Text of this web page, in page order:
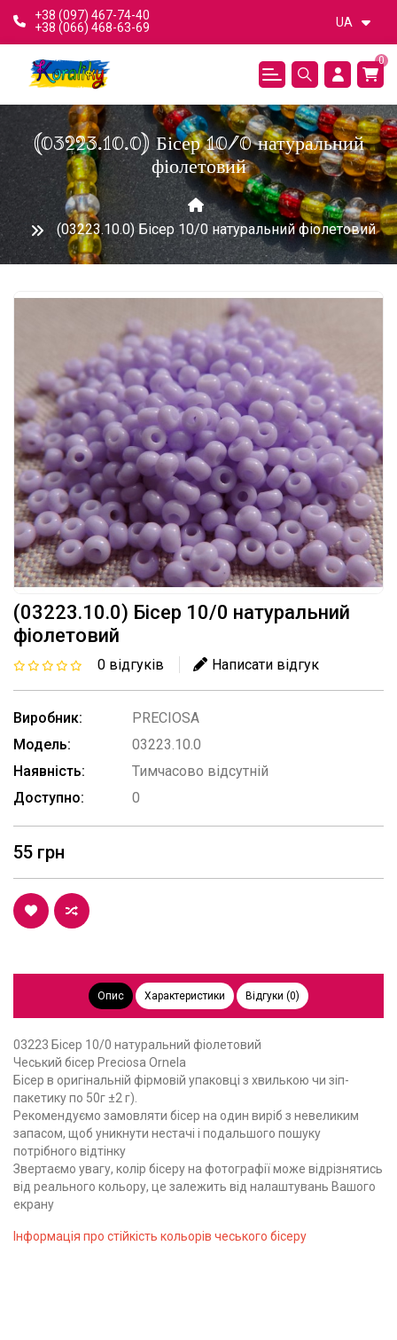
+38 (097) 467-74-40
+38 (066) 468-63-69
UA
0
(03223.10.0) Бісер 10/0 натуральний
фіолетовий
(03223.10.0) Бісер 10/0 натуральний фіолетовий
(03223.10.0) Бісер 10/0 натуральний
фіолетовий
0 відгуків Написати відгук
Виробник:
PRECIOSA
Модель:
03223.10.0
Наявність:
Тимчасово відсутній
Доступно:
0
55 грн
Опис Характеристики Відгуки (0)
03223 Бісер 10/0 натуральний фіолетовий
Чеський бісер Preciosa Ornela
Бісер в оригінальній фірмовій упаковці з хвилькою чи зіп-
пакетику по 50г ±2 г).
Рекомендуємо замовляти бісер на один виріб з невеликим
запасом, щоб уникнути нестачі і подальшого пошуку
потрібного відтінку
Звертаємо увагу, колір бісеру на фотографії може відрізнятись
від реального кольору, це залежить від налаштувань Вашого
екрану
Інформація про стійкість кольорів чеського бісеру